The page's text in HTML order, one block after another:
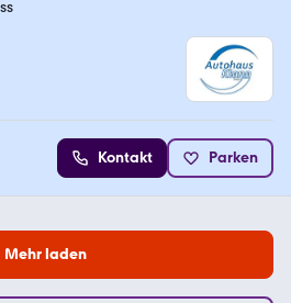
Kontakt Parken
Mehr laden